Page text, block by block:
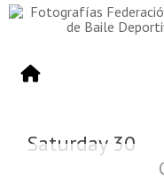
Saturday 30